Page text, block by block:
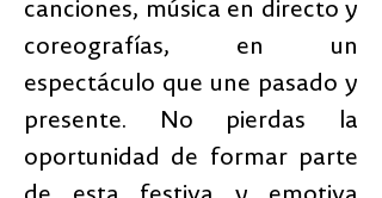
canciones, música en directo y
coreografías, en un
espectáculo que une pasado y
presente. No pierdas la
oportunidad de formar parte